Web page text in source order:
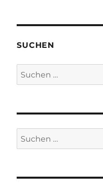
SUCHEN
Suchen
nach:
Suchen
nach: